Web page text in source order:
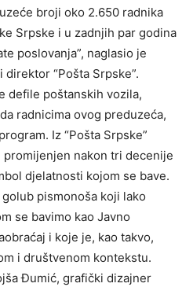
broji oko 2.650 radnika
Srpske i u zadnjih par godina
poslovanja”, naglasio je
“Pošta Srpske”.
defile poštanskih vozila,
radnicima ovog preduzeća,
Iz “Pošta Srpske”
nakon tri decenije
djelatnosti kojom se bave.
pismonoša koji lako
se bavimo kao Javno
i koje je, kao takvo,
i društvenom kontekstu.
Đumić, grafički dizajner